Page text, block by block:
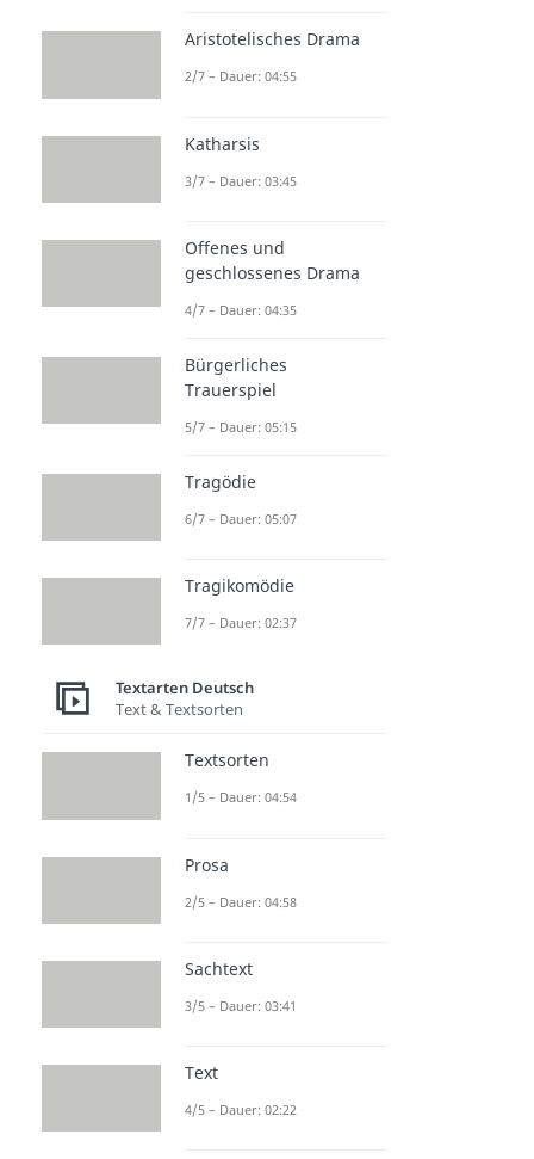
Aristotelisches Drama
2/7 – Dauer: 04:55
Katharsis
3/7 – Dauer: 03:45
Offenes und
geschlossenes Drama
4/7 – Dauer: 04:35
Bürgerliches
Trauerspiel
5/7 – Dauer: 05:15
Tragödie
6/7 – Dauer: 05:07
Tragikomödie
7/7 – Dauer: 02:37
Textarten Deutsch
Text & Textsorten
Textsorten
1/5 – Dauer: 04:54
Prosa
2/5 – Dauer: 04:58
Sachtext
3/5 – Dauer: 03:41
Text
4/5 – Dauer: 02:22